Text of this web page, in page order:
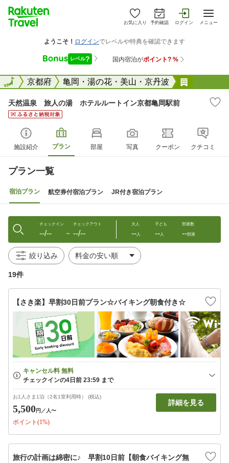
お気に入り 予約確認 ログイン メニュー
全国京都府 亀岡・湯の花・美山・京丹波
全国
天然温泉 旅人の湯 ホテルルートイン京都亀岡駅前
施設紹介 プラン 部屋 写真 クーポン クチコミ
プラン一覧
宿泊プラン 航空券付宿泊プラン JR付き宿泊プラン
チェックイン
--/-- 〜
チェックアウト
--/--
大人
--人
子ども
--人
部屋数
--部屋
絞り込み
19件
【さき楽】早割30日前プラン☆バイキング朝食付き☆
お1人さま1泊（2名1室利用時） (税込)
5,500円 ／人〜
ポイント(1%)
詳細を見る
旅行の計画は綿密に♪ 早割10日前【朝食バイキング無